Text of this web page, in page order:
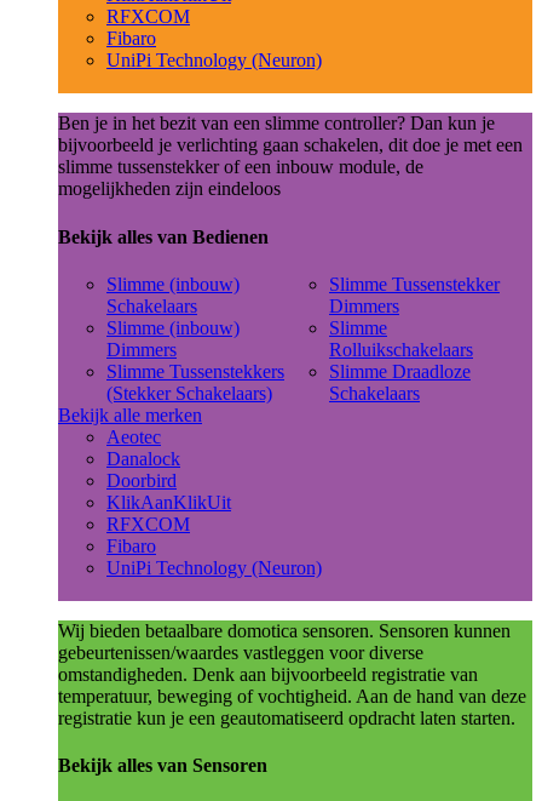
RFXCOM
Fibaro
UniPi Technology (Neuron)
Ben je in het bezit van een slimme controller? Dan kun je
bijvoorbeeld je verlichting gaan schakelen, dit doe je met een
slimme tussenstekker of een inbouw module, de
mogelijkheden zijn eindeloos
Bekijk alles van Bedienen
Slimme (inbouw)
Schakelaars
Slimme (inbouw)
Dimmers
Slimme Tussenstekkers
(Stekker Schakelaars)
Slimme Tussenstekker
Dimmers
Slimme
Rolluikschakelaars
Slimme Draadloze
Schakelaars
Bekijk alle merken
Aeotec
Danalock
Doorbird
KlikAanKlikUit
RFXCOM
Fibaro
UniPi Technology (Neuron)
Wij bieden betaalbare domotica sensoren. Sensoren kunnen
gebeurtenissen/waardes vastleggen voor diverse
omstandigheden. Denk aan bijvoorbeeld registratie van
temperatuur, beweging of vochtigheid. Aan de hand van deze
registratie kun je een geautomatiseerd opdracht laten starten.
Bekijk alles van Sensoren